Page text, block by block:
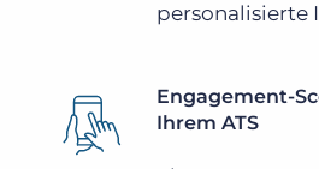
personalisierte
Engagement-
Ihrem ATS